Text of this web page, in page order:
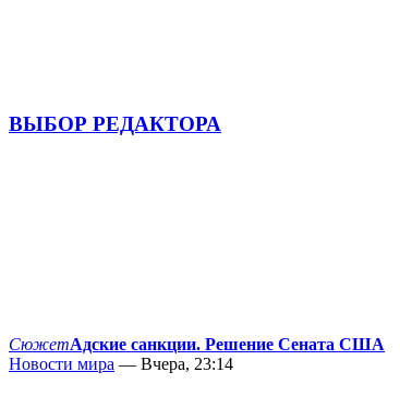
ВЫБОР РЕДАКТОРА
СюжетАдские санкции. Решение Сената США
Новости мира — Вчера, 23:14